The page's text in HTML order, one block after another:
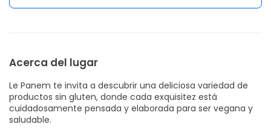
Acerca del lugar
Le Panem te invita a descubrir una deliciosa variedad de
productos sin gluten, donde cada exquisitez está
cuidadosamente pensada y elaborada para ser vegana y
saludable.